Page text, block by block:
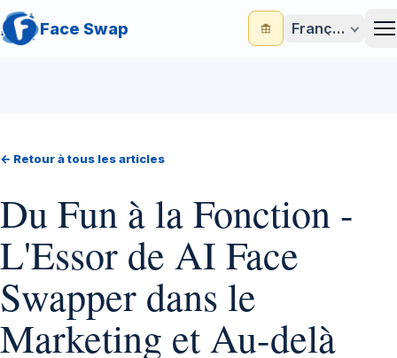
Face Swap Français
← Retour à tous les articles
Du Fun à la Fonction -
L'Essor de AI Face
Swapper dans le
Marketing et Au-delà